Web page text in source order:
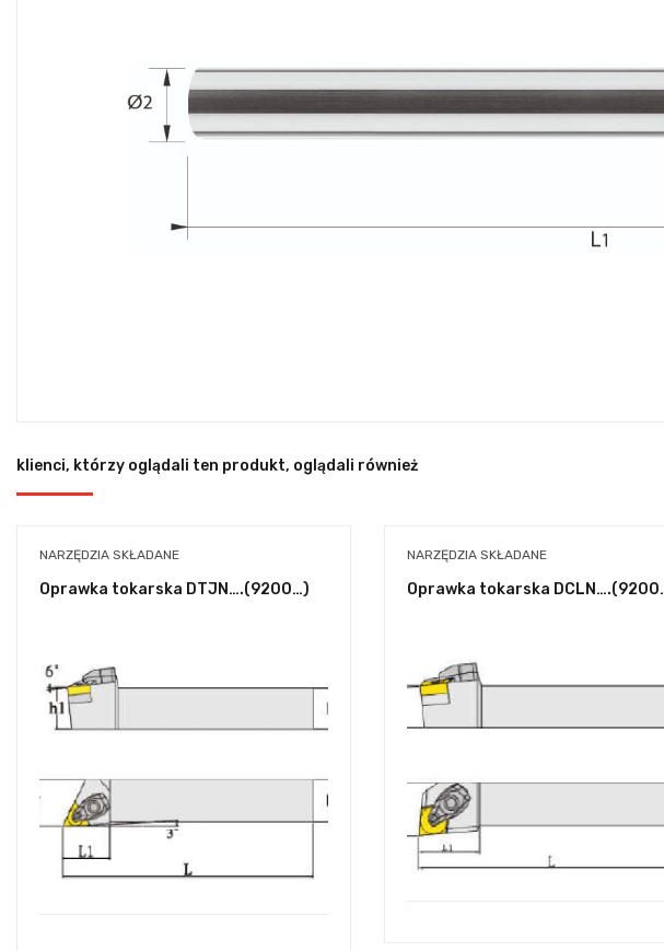
klienci, którzy oglądali ten produkt, oglądali również
NARZĘDZIA SKŁADANE
Oprawka tokarska DTJN….(9200…)
NARZĘDZIA SKŁADANE
Oprawka tokarska